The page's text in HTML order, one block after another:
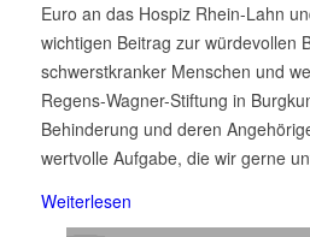
Euro an das Hospiz Rhein-Lahn
wichtigen Beitrag zur würdevollen
schwerstkranker Menschen und
Regens-Wagner-Stiftung in
Behinderung und deren
wertvolle Aufgabe, die wir gerne
Weiterlesen